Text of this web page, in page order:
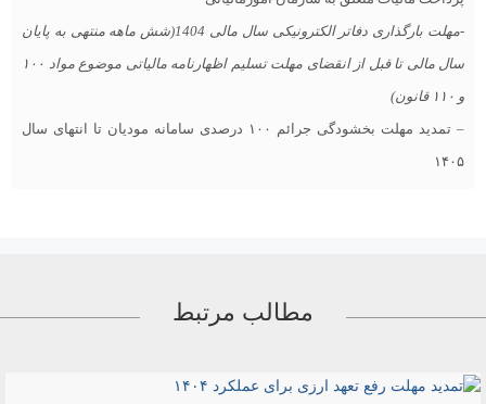
-مهلت بارگذاری دفاتر الکترونیکی سال مالی 1404(شش ماهه منتهی به پایان
سال مالی تا قبل از انقضای مهلت تسلیم اظهارنامه مالیاتی موضوع مواد ۱۰۰
و ۱۱۰ قانون)
– تمدید مهلت بخشودگی جرائم ۱۰۰ درصدی سامانه مودیان تا انتهای سال
۱۴۰۵
مطالب مرتبط